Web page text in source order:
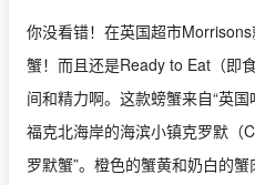
你没看错！在英国超市
蟹！而且还是Ready to Eat（即
间和精力啊。这款螃蟹来自“英
福克北海岸的海滨小镇克罗默（
罗默蟹”。橙色的蟹黄和奶白的